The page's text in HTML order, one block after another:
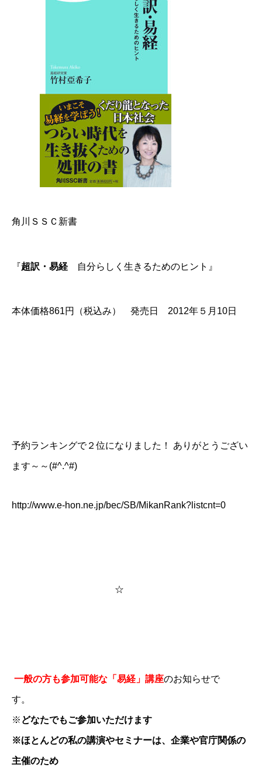
角川ＳＳＣ新書
『超訳・易経 自分らしく生きるためのヒント』
本体価格861円（税込み） 発売日 2012年５月10日
予約ランキングで２位になりました！ ありがとうござい
ます～～(#^.^#)
http://www.e-hon.ne.jp/bec/SB/MikanRank?listcnt=0
☆
一般の方も参加可能な「易経」講座のお知らせで
す。
※ どなたでもご参加いただけます
※ほとんどの私の講演やセミナーは、企業や官庁関係の
主催のため